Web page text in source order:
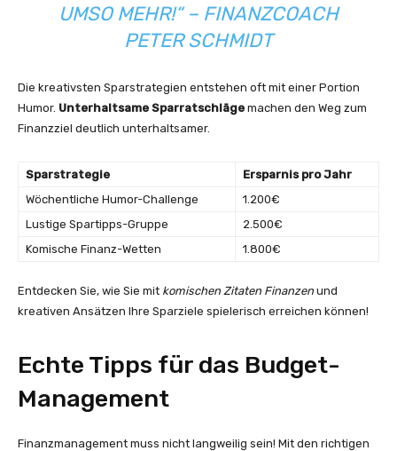
UMSO MEHR!“ – FINANZCOACH
PETER SCHMIDT
Die kreativsten Sparstrategien entstehen oft mit einer Portion
Humor. Unterhaltsame Sparratschläge machen den Weg zum
Finanzziel deutlich unterhaltsamer.
Sparstrategie
Ersparnis pro Jahr
Wöchentliche Humor-Challenge
1.200€
Lustige Spartipps-Gruppe
2.500€
Komische Finanz-Wetten
1.800€
Entdecken Sie, wie Sie mit komischen Zitaten Finanzen und
kreativen Ansätzen Ihre Sparziele spielerisch erreichen können!
Echte Tipps für das Budget-
Management
Finanzmanagement muss nicht langweilig sein! Mit den richtigen